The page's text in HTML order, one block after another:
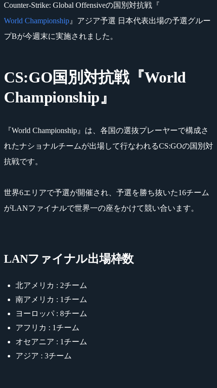
Counter-Strike: Global Offensiveの国別対抗戦『
World Championship 』アジア予選 日本代表出場の予選グルー
プBが今週末に実施されました。
CS:GO国別対抗戦『World
Championship』
『World Championship』は、各国の選抜プレーヤーで構成さ
れたナショナルチームが出場して行なわれるCS:GOの国別対
抗戦です。
世界6エリアで予選が開催され、予選を勝ち抜いた16チーム
がLANファイナルで世界一の座をかけて競い合います。
LANファイナル出場枠数
北アメリカ : 2チーム
南アメリカ : 1チーム
ヨーロッパ : 8チーム
アフリカ : 1チーム
オセアニア : 1チーム
アジア : 3チーム